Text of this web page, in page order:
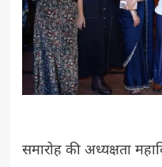
समारोह की अध्यक्षता